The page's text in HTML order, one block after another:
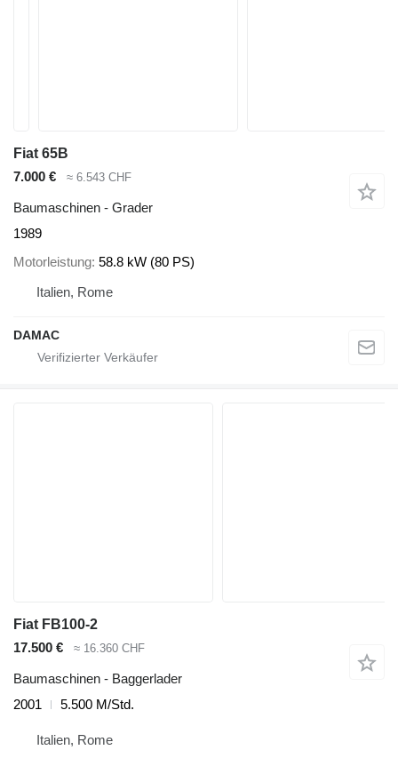
Fiat 65B
7.000 €
≈ 6.543 CHF
Baumaschinen - Grader
1989
Motorleistung 58.8 kW (80 PS)
Italien, Rome
DAMAC
Fiat FB100-2
17.500 €
≈ 16.360 CHF
Baumaschinen - Baggerlader
2001
5.500 M/Std.
Italien, Rome